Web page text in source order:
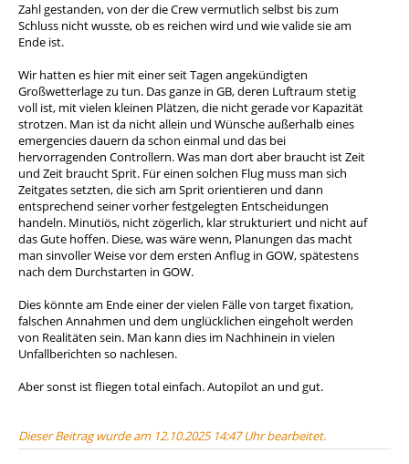
Zahl gestanden, von der die Crew vermutlich selbst bis zum
Schluss nicht wusste, ob es reichen wird und wie valide sie am
Ende ist.
Wir hatten es hier mit einer seit Tagen angekündigten
Großwetterlage zu tun. Das ganze in GB, deren Luftraum stetig
voll ist, mit vielen kleinen Plätzen, die nicht gerade vor Kapazität
strotzen. Man ist da nicht allein und Wünsche außerhalb eines
emergencies dauern da schon einmal und das bei
hervorragenden Controllern. Was man dort aber braucht ist Zeit
und Zeit braucht Sprit. Für einen solchen Flug muss man sich
Zeitgates setzten, die sich am Sprit orientieren und dann
entsprechend seiner vorher festgelegten Entscheidungen
handeln. Minutiös, nicht zögerlich, klar strukturiert und nicht auf
das Gute hoffen. Diese, was wäre wenn, Planungen das macht
man sinvoller Weise vor dem ersten Anflug in GOW, spätestens
nach dem Durchstarten in GOW.
Dies könnte am Ende einer der vielen Fälle von target fixation,
falschen Annahmen und dem unglücklichen eingeholt werden
von Realitäten sein. Man kann dies im Nachhinein in vielen
Unfallberichten so nachlesen.
Aber sonst ist fliegen total einfach. Autopilot an und gut.
Dieser Beitrag wurde am 12.10.2025 14:47 Uhr bearbeitet.